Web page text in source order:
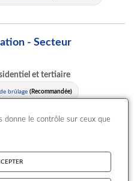
- Secteur
et tertiaire
brûlage (Recommandée)
du secteur
au bois d'appoint et
du chauffage
donne le contrôle sur ceux que